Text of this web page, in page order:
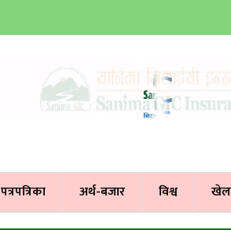
पत्रपत्रिका अर्थ-बजार विश्व खेल